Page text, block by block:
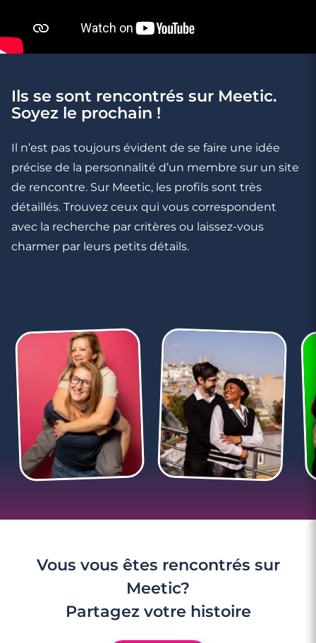
3 minutes
Célibataires : 5 mythes sur la Saint-
3 minutes
Oser lui proposer un rendez-vous le jour
de la Saint-Valentin
Ils se sont rencontrés sur Meetic.
Soyez le prochain !
Il n’est pas toujours évident de se faire une idée
précise de la personnalité d’un membre sur un site
de rencontre. Sur Meetic, les profils sont très
détaillés. Trouvez ceux qui vous correspondent
avec la recherche par critères ou laissez-vous
charmer par leurs petits détails.
Vous vous êtes rencontrés sur
Meetic?
Partagez votre histoire